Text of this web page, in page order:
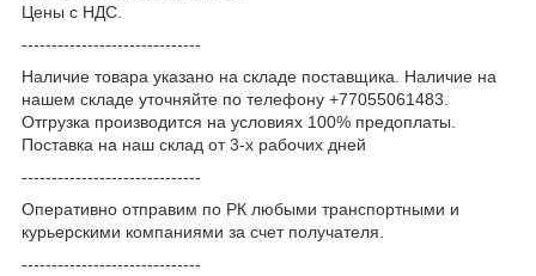
Цены с НДС.
------------------------------
Наличие товара указано на складе поставщика. Наличие на
нашем складе уточняйте по телефону +77055061483.
Отгрузка производится на условиях 100% предоплаты.
Поставка на наш склад от 3-x рабочих дней
------------------------------
Оперативно отправим по РК любыми транспортными и
курьерскими компаниями за счет получателя.
------------------------------